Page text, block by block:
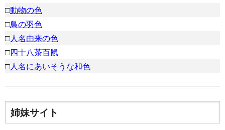
□動物の色
□鳥の羽色
□人名由来の色
□四十八茶百鼠
□人名にあいそうな和色
姉妹サイト